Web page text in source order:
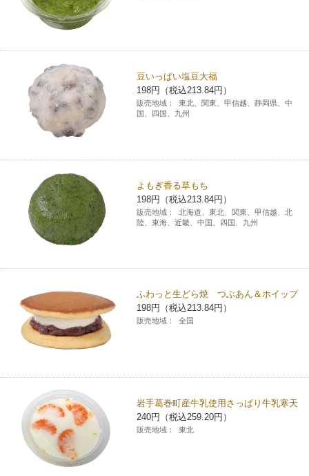
豆いっぱい塩豆大福
198円（税込213.84円）
販売地域：
東北、関東、甲信越、静岡県、中
国、四国、九州
よもぎ香る草もち
198円（税込213.84円）
販売地域：
北海道、東北、関東、甲信越、北
陸、東海、近畿、中国、四国、九州
ふわっと生どら焼 つぶあん＆ホイップ
198円（税込213.84円）
販売地域： 全国
岩手葛巻町産牛乳使用さっぱり牛乳寒天
240円（税込259.20円）
販売地域： 東北